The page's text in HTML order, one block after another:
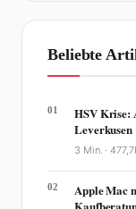
Beliebte
01
HSV Krise:
Leverkusen
3 Min. ·
02
Apple Mac